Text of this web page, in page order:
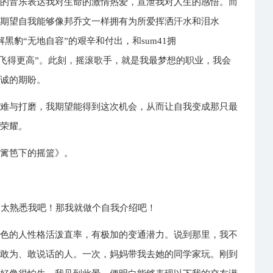
音乐表达我对生命的激情热爱，宣泄我对人生的感悟。而
望自我能够像邦乔文一样拥有为所爱挥洒汗水和泪水
豹“无地自容”的艰辛和付出，和sum41拥
得更高”。此刻，摇滚歌手，就是我最梦想的职业，我会
的期盼。
与打磨，我期望能得到这次机会，从而让自我变成那只最
耀。
笆下的摇篮》。
熟悉我吧！那我就做个自我介绍吧！
的人性格活泼直率，有极加的变通潜力。说到那里，我不
为、敢说话的人。一次，妈妈带我去她的同学家玩。刚到